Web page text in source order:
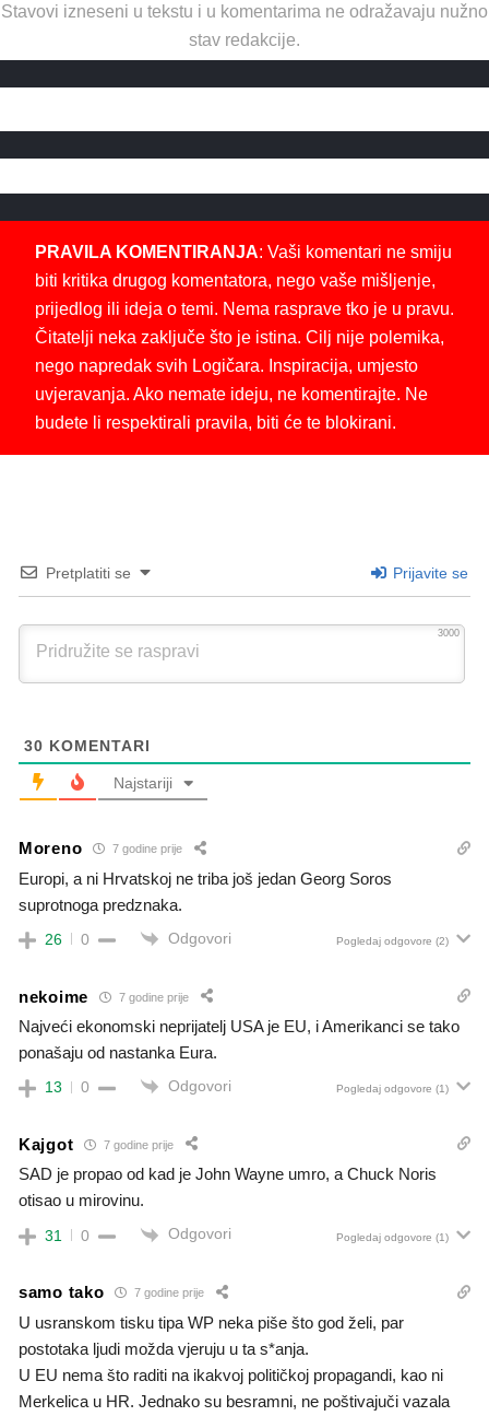
Stavovi izneseni u tekstu i u komentarima ne odražavaju nužno
stav redakcije.
PRAVILA KOMENTIRANJA: Vaši komentari ne smiju
biti kritika drugog komentatora, nego vaše mišljenje,
prijedlog ili ideja o temi. Nema rasprave tko je u pravu.
Čitatelji neka zaključe što je istina. Cilj nije polemika,
nego napredak svih Logičara. Inspiracija, umjesto
uvjeravanja. Ako nemate ideju, ne komentirajte. Ne
budete li respektirali pravila, biti će te blokirani.
Pretplatiti se Prijavite se
3000
30 KOMENTARI
Najstariji
Moreno 7 godine prije
Europi, a ni Hrvatskoj ne triba još jedan Georg Soros
suprotnoga predznaka.
26 0 Odgovori Pogledaj odgovore (2)
nekoime 7 godine prije
Najveći ekonomski neprijatelj USA je EU, i Amerikanci se tako
ponašaju od nastanka Eura.
13 0 Odgovori Pogledaj odgovore (1)
Kajgot 7 godine prije
SAD je propao od kad je John Wayne umro, a Chuck Noris
otisao u mirovinu.
31 0 Odgovori Pogledaj odgovore (1)
samo tako 7 godine prije
U usranskom tisku tipa WP neka piše što god želi, par
postotaka ljudi možda vjeruju u ta s*anja.
U EU nema što raditi na ikakvoj političkoj propagandi, kao ni
Merkelica u HR. Jednako su besramni, ne poštivajuči vazala